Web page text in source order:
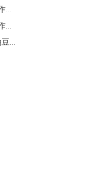
老郭看期：夜盘及12月7日商品期货操作分析
金山论期：夜盘及12月7日商品期货操作策略
青松讲盘：【布空大赚】螺纹甲醇原油豆粕焦炭等12月7日操作建议